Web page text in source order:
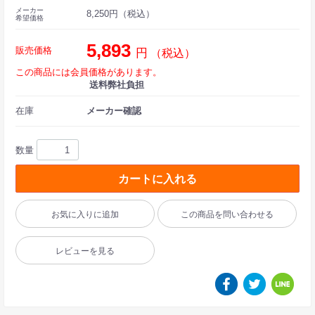
メーカー
希望価格
8,250円（税込）
販売価格 5,893 円 （税込）
この商品には会員価格があります。
送料弊社負担
在庫 メーカー確認
数量
カートに入れる
お気に入りに追加 この商品を問い合わせる
レビューを見る